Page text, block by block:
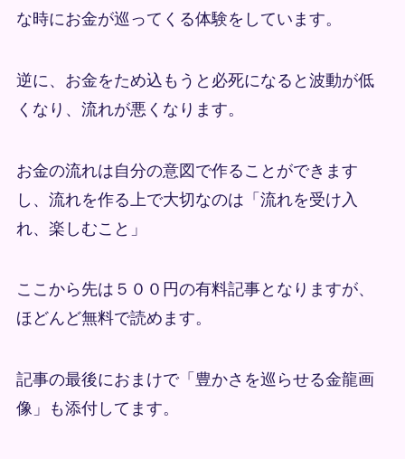
な時にお金が巡ってくる体験をしています。
逆に、お金をため込もうと必死になると波動が低
くなり、流れが悪くなります。
お金の流れは自分の意図で作ることができます
し、流れを作る上で大切なのは「流れを受け入
れ、楽しむこと」
ここから先は５００円の有料記事となりますが、
ほどんど無料で読めます。
記事の最後におまけで「豊かさを巡らせる金龍画
像」も添付してます。